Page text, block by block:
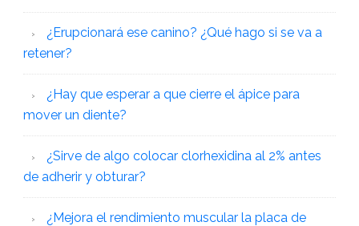
¿Erupcionará ese canino? ¿Qué hago si se va a
retener?
¿Hay que esperar a que cierre el ápice para
mover un diente?
¿Sirve de algo colocar clorhexidina al 2% antes
de adherir y obturar?
¿Mejora el rendimiento muscular la placa de